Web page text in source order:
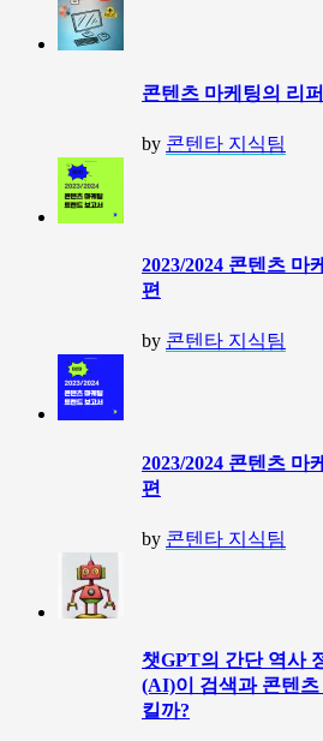
콘텐츠 마케팅의 리
by 콘텐타 지식팀
2023/2024 콘텐츠 마
편
by 콘텐타 지식팀
2023/2024 콘텐츠 마
편
by 콘텐타 지식팀
챗GPT의 간단 역사
(AI)이 검색과 콘텐츠
킬까?